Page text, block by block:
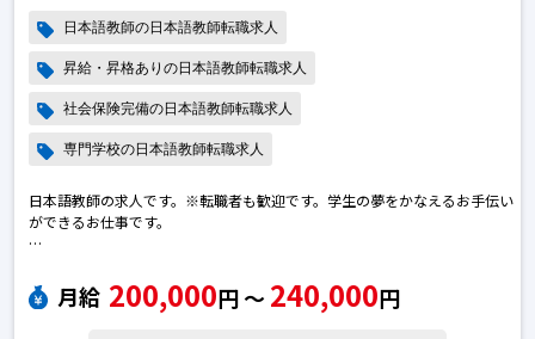
日本語教師の日本語教師転職求人
昇給・昇格ありの日本語教師転職求人
社会保険完備の日本語教師転職求人
専門学校の日本語教師転職求人
日本語教師の求人です。※転職者も歓迎です。学生の夢をかなえるお手伝い
ができるお仕事です。
向上心をもって業務に取り組む方は正当に評価する環境です。
月給 200,000円 〜 240,000円